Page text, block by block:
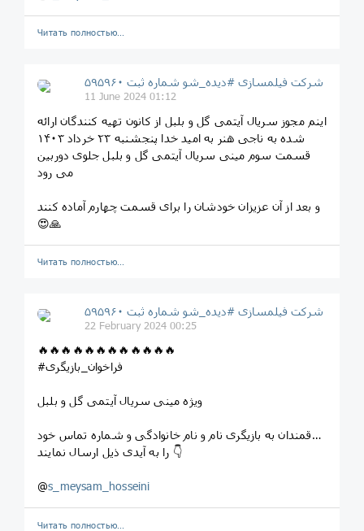
Читать полностью…
شرکت فیلمسازی #دیده_شو شماره ثبت ۵۹۵۹۶۰
11 June 2024 01:12
اینم مجوز سریال آیتمی گل و بلبل از کانون تهیه کنندگان ارائه
شده به ناجی هنر به امید خدا پنجشنبه ٢٣ خرداد ١۴٠٣
قسمت سوم مینی سریال آیتمی گل و بلبل جلوی دوربین
می رود
و بعد از آن عزیزان خودشان را برای قسمت چهارم آماده کنند
😍🙏
Читать полностью…
شرکت فیلمسازی #دیده_شو شماره ثبت ۵۹۵۹۶۰
22 February 2024 00:25
🔥🔥🔥🔥🔥🔥🔥🔥🔥🔥🔥🔥
#فراخوان_بازیگری
ویژه مینی سریال آیتمی گل و بلبل
علاقمندان به بازیگری نام و نام خانوادگی و شماره تماس خود
را به آیدی ذیل ارسال نمایند 👇
@s_meysam_hosseini
Читать полностью…